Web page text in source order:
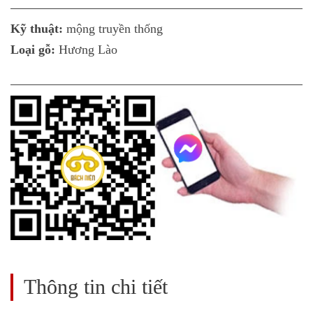
Kỹ thuật: mộng truyền thống
Loại gỗ: Hương Lào
Thông tin chi tiết